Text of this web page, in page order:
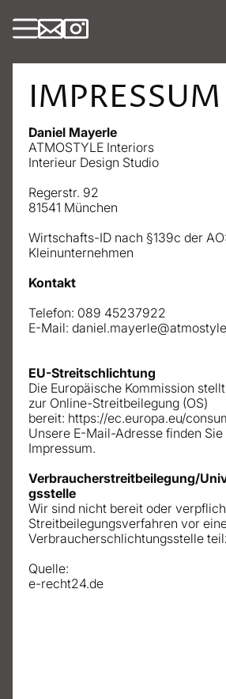
IMPRESSUM
Daniel Mayerle
ATMOSTYLE Interiors
Interieur Design Studio
Regerstr. 92
81541 München
Wirtschafts-ID nach §139c der
Kleinunternehmen
Kontakt
Telefon: 089 45237922
E-Mail:
EU-Streitschlichtung
Die Europäische Kommission
zur Online-Streitbeilegung (OS)
bereit: https://ec.europa.eu/
Unsere E-Mail-Adresse finden Sie
Impressum.
Verbraucherstreitbeilegung/
gsstelle
Wir sind nicht bereit oder
Streitbeilegungsverfahren vor
Verbraucherschlichtungsstelle
Quelle:
e-recht24.de